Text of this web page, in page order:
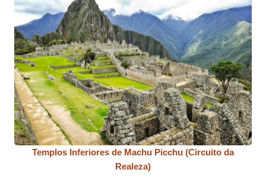
Templos Inferiores de Machu Picchu (Circuito da
Realeza)